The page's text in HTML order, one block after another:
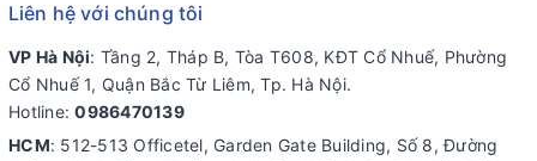
Liên hệ với chúng tôi
VP Hà Nội: Tầng 2, Tháp B, Tòa T608, KĐT Cổ Nhuế, Phường
Cổ Nhuế 1, Quận Bắc Từ Liêm, Tp. Hà Nội.
Hotline:0986470139
HCM: 512-513 Officetel, Garden Gate Building, Số 8, Đường